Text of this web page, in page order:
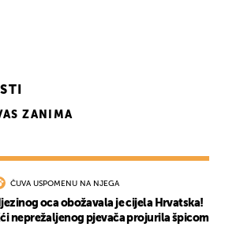
ZANIMA
ČUVA USPOMENU NA NJEGA
oca obožavala je cijela Hrvatska!
neprežaljenog pjevača projurila špicom